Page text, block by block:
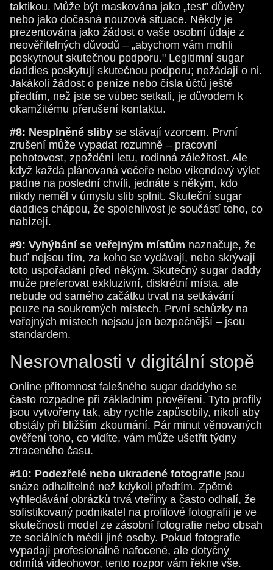
taktikou. Může být maskována jako „test" důvěry
nebo jako dočasná nouzová situace. Někdy je
prezentována jako žádost o vaše osobní údaje z
neověřitelných důvodů – „abychom vám mohli
poskytnout skutečnou podporu." Legitimní sugar
daddies poskytují skutečnou podporu; nežádají o ni.
Jakákoli žádost o peníze nebo čísla účtů ještě
předtím, než jste se vůbec setkali, je důvodem k
okamžitému přerušení kontaktu.
#8: Nesplněné sliby se stávají vzorcem. První
zrušení může vypadat rozumně – pracovní
pohotovost, zpoždění letu, rodinná záležitost. Ale
když každá plánovaná večeře nebo víkendový výlet
padne na poslední chvíli, jednáte s někým, kdo
nikdy neměl v úmyslu slib splnit. Skuteční sugar
daddies chápou, že spolehlivost je součástí toho, co
nabízejí.
#9: Vyhýbání se veřejným místům naznačuje, že
buď nejsou tím, za koho se vydávají, nebo skrývají
toto uspořádání před někým. Skutečný sugar daddy
může preferovat exkluzivní, diskrétní místa, ale
nebude od samého začátku trvat na setkávání
pouze na soukromých místech. První schůzky na
veřejných místech nejsou jen bezpečnější – jsou
standardem.
Nesrovnalosti v digitální stopě
Online přítomnost falešného sugar daddyho se
často rozpadne při základním prověření. Tyto profily
jsou vytvořeny tak, aby rychle zapůsobily, nikoli aby
obstály při bližším zkoumání. Pár minut věnovaných
ověření toho, co vidíte, vám může ušetřit týdny
ztraceného času.
#10: Podezřelé nebo ukradené fotografie jsou
snáze odhalitelné než kdykoli předtím. Zpětné
vyhledávání obrázků trvá vteřiny a často odhalí, že
sofistikovaný podnikatel na profilové fotografii je ve
skutečnosti model ze zásobní fotografie nebo obsah
ze sociálních médií jiné osoby. Pokud fotografie
vypadají profesionálně nafocené, ale dotyčný
odmítá videohovor, tento rozpor vám řekne vše.